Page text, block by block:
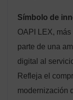
Símbolo de
OAPI LEX,
parte de una
digital al
Refleja el
modernización